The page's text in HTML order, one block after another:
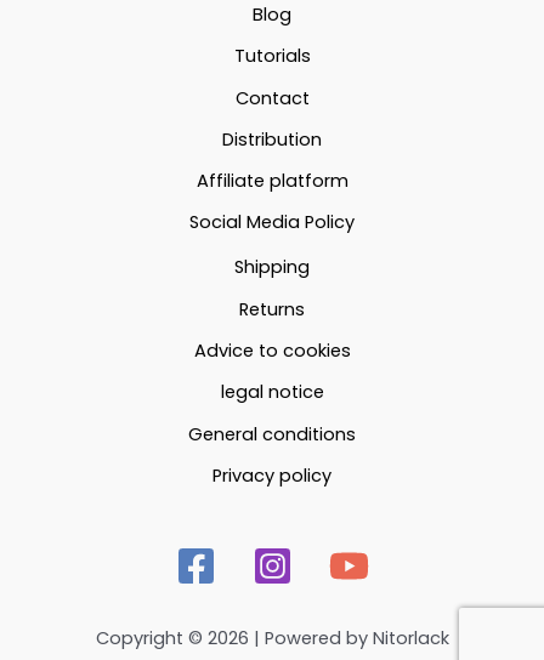
73.59€
options
peuvent
choisies
sur
la
page
produit
Blog
Tutorials
Contact
Distribution
Affiliate platform
Social Media Policy
Shipping
Returns
Advice to cookies
legal notice
General conditions
Privacy policy
Copyright © 2026 | Powered by Nitorlack